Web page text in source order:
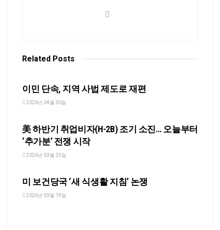
Related Posts
이민 단속, 지역 사법 제도로 재편
2026년 04월 30일
美 하반기 취업비자(H-2B) 조기 소진… 오늘부터
‘추가분’ 전쟁 시작
2026년 03월 25일
미 보건당국 ‘새 식생활 지침’ 논쟁
2026년 03월 19일